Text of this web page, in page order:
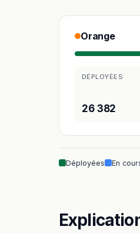
Orange
DÉPLOYÉES
26 382
Déployées En